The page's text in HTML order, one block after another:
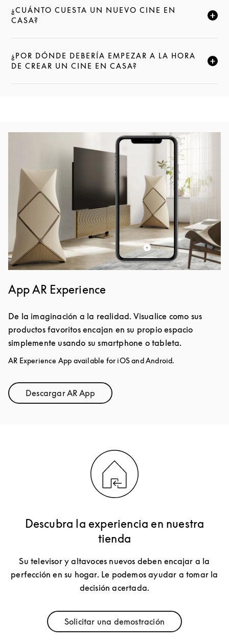
¿CUÁNTO CUESTA UN NUEVO CINE EN
CASA?
HAZ CLIC PARA AMPLIAR ESTA DESCRIPCIÓN Y
¿POR DÓNDE DEBERÍA EMPEZAR A LA HORA
DE CREAR UN CINE EN CASA?
HAZ CLIC PARA AMPLIAR ESTA DESCRIPCIÓN Y
App AR Experience
De la imaginación a la realidad. Visualice como sus
productos favoritos encajan en su propio espacio
simplemente usando su smartphone o tableta.
AR Experience App available for iOS and Android.
Descargar AR AppLink Opens in New Tab
Descubra la experiencia en nuestra
tienda
Su televisor y altavoces nuevos deben encajar a la
perfección en su hogar. Le podemos ayudar a tomar la
decisión acertada.
Solicitar una demostración
Link Opens in New Tab